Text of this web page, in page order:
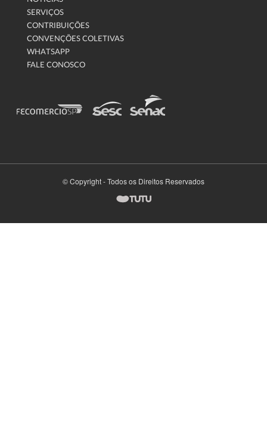
SERVIÇOS
CONTRIBUIÇÕES
CONVENÇÕES COLETIVAS
WHATSAPP
FALE CONOSCO
© Copyright - Todos os Direitos Reservados